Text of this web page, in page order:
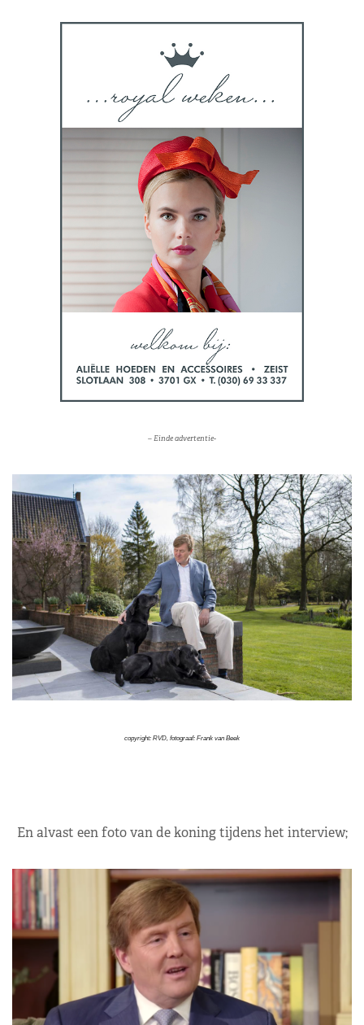
– Einde advertentie-
copyright: RVD, fotograaf: Frank van Beek
En alvast een foto van de koning tijdens het interview;